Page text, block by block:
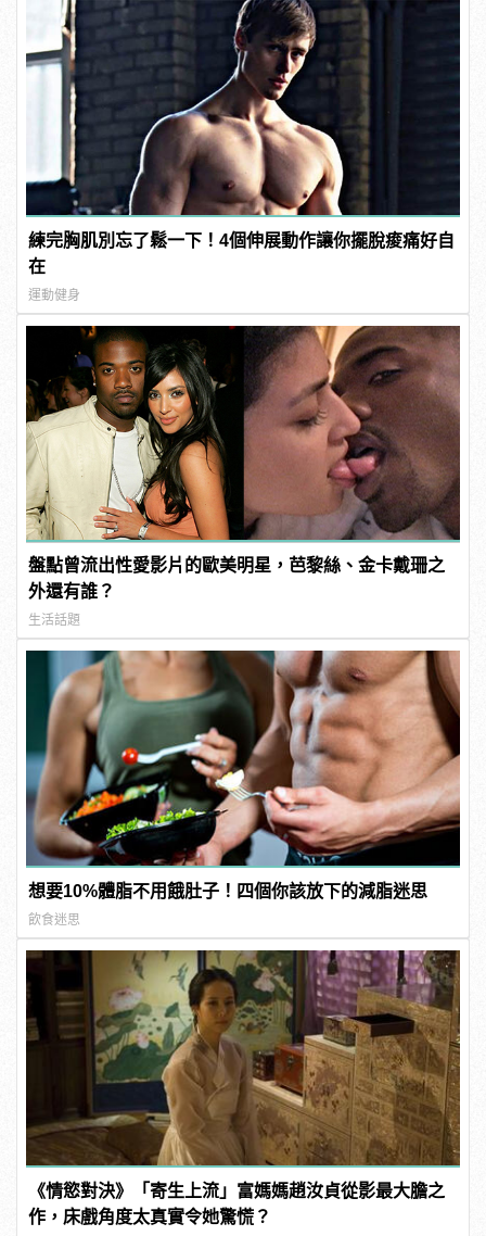
練完胸肌別忘了鬆一下！4個伸展動作讓你擺脫痠痛好自
在
運動健身
盤點曾流出性愛影片的歐美明星，芭黎絲、金卡戴珊之
外還有誰？
生活話題
想要10%體脂不用餓肚子！四個你該放下的減脂迷思
飲食迷思
《情慾對決》「寄生上流」富媽媽趙汝貞從影最大膽之
作，床戲角度太真實令她驚慌？